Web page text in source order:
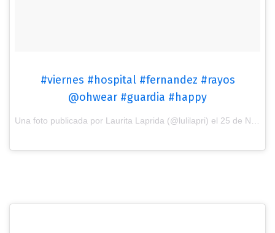
#viernes #hospital #fernandez #rayos
@ohwear #guardia #happy
Una foto publicada por Laurita Laprida (@lulilapri) el 25 de Nov de 2016 a la(s) 1:59 PST